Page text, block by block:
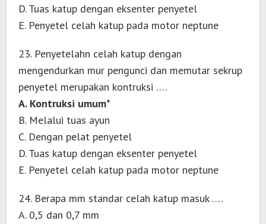
D. Tuas katup dengan eksenter penyetel
E. Penyetel celah katup pada motor neptune
23. Penyetelahn celah katup dengan
mengendurkan mur pengunci dan memutar sekrup
penyetel merupakan kontruksi ….
A. Kontruksi umum*
B. Melalui tuas ayun
C. Dengan pelat penyetel
D. Tuas katup dengan eksenter penyetel
E. Penyetel celah katup pada motor neptune
24. Berapa mm standar celah katup masuk ….
A. 0,5 dan 0,7 mm